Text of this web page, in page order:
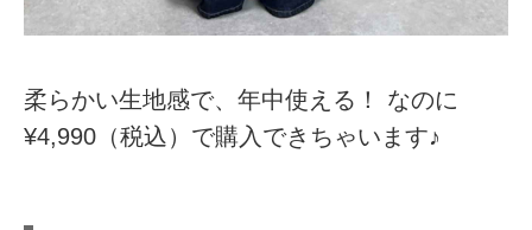
柔らかい生地感で、年中使える！ なのに
¥4,990（税込）で購入できちゃいます♪